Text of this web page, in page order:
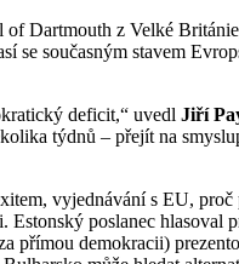
Dartmouth z Velké
se současným stavem
deficit,“ uvedl Jiří
týdnů – přejít na
vyjednávání s EU, proč
Estonský poslanec hlasoval
přímou demokracii)